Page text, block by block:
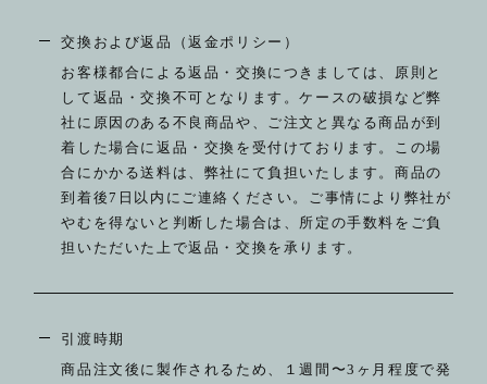
交換および返品（返金ポリシー）
お客様都合による返品・交換につきましては、原則と
して返品・交換不可となります。ケースの破損など弊
社に原因のある不良商品や、ご注文と異なる商品が到
着した場合に返品・交換を受付けております。この場
合にかかる送料は、弊社にて負担いたします。商品の
到着後7日以内にご連絡ください。ご事情により弊社が
やむを得ないと判断した場合は、所定の手数料をご負
担いただいた上で返品・交換を承ります。
引渡時期
商品注文後に製作されるため、１週間〜3ヶ月程度で発